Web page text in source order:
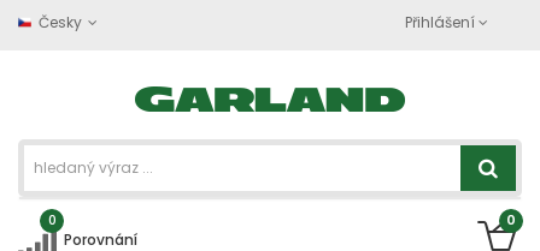
Česky Přihlášení
0
Porovnání
0